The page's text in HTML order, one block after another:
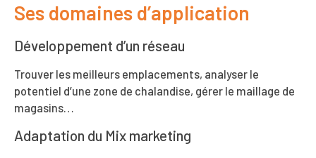
Ses domaines d’application
Développement d’un réseau
Trouver les meilleurs emplacements, analyser le
potentiel d’une zone de chalandise, gérer le maillage de
magasins…
Adaptation du Mix marketing